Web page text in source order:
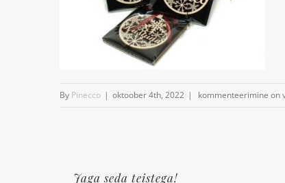
By Pinecco | oktoober 4th, 2022 |
Nimega
jõuluehe
kommenteerimine on
Jaga seda teistega!